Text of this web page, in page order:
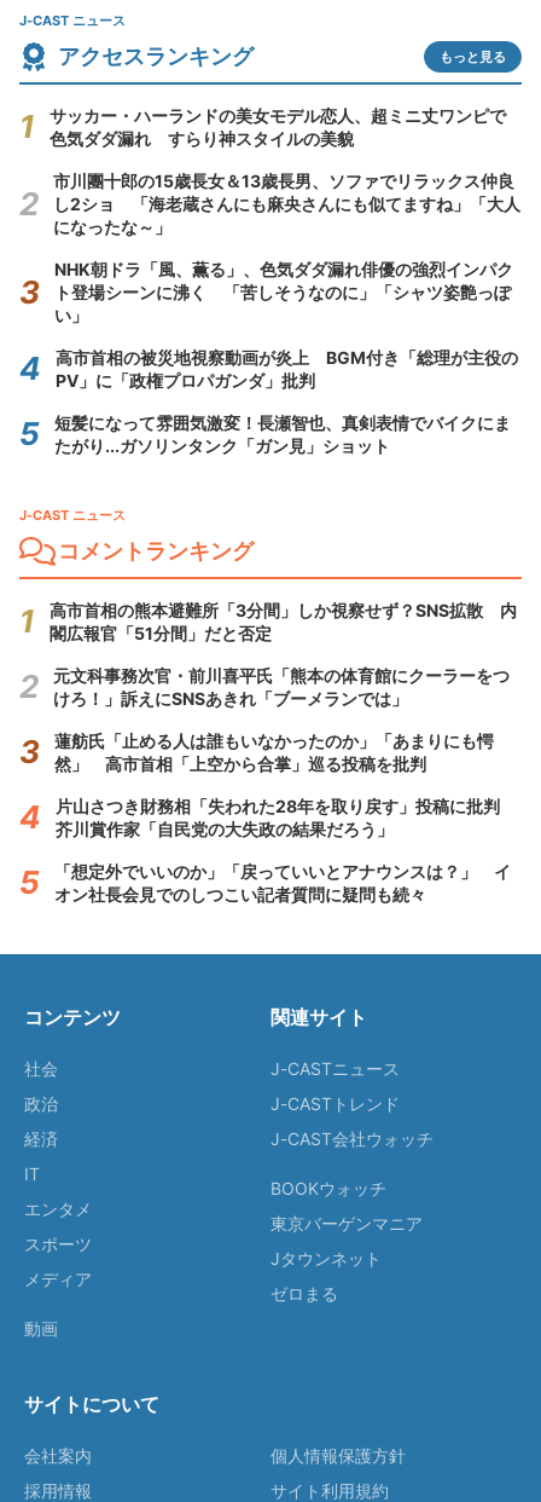
J-CAST ニュース
アクセスランキング もっと見る
サッカー・ハーランドの美女モデル恋人、超ミニ丈ワンピで
色気ダダ漏れ すらり神スタイルの美貌
市川團十郎の15歳長女＆13歳長男、ソファでリラックス仲良
し2ショ 「海老蔵さんにも麻央さんにも似てますね」「大人
になったな～」
NHK朝ドラ「風、薫る」、色気ダダ漏れ俳優の強烈インパク
ト登場シーンに沸く 「苦しそうなのに」「シャツ姿艶っぽ
い」
高市首相の被災地視察動画が炎上 BGM付き「総理が主役の
PV」に「政権プロパガンダ」批判
短髪になって雰囲気激変！長瀬智也、真剣表情でバイクにま
たがり...ガソリンタンク「ガン見」ショット
J-CAST ニュース
コメントランキング
高市首相の熊本避難所「3分間」しか視察せず？SNS拡散 内
閣広報官「51分間」だと否定
元文科事務次官・前川喜平氏「熊本の体育館にクーラーをつ
けろ！」訴えにSNSあきれ「ブーメランでは」
蓮舫氏「止める人は誰もいなかったのか」「あまりにも愕
然」 高市首相「上空から合掌」巡る投稿を批判
片山さつき財務相「失われた28年を取り戻す」投稿に批判
芥川賞作家「自民党の大失政の結果だろう」
「想定外でいいのか」「戻っていいとアナウンスは？」 イ
オン社長会見でのしつこい記者質問に疑問も続々
コンテンツ
社会
政治
経済
IT
エンタメ
スポーツ
メディア
動画
関連サイト
J-CASTニュース
J-CASTトレンド
J-CAST会社ウォッチ
BOOKウォッチ
東京バーゲンマニア
Jタウンネット
ゼロまる
サイトについて
会社案内
採用情報
個人情報保護方針
サイト利用規約